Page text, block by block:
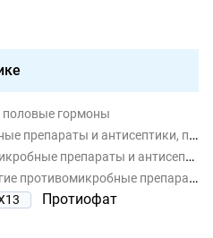
половые гормоны
и антисептики, применяемые в гинекологии
и антисептики, кроме комбинаций с кортикостероидами
препараты и антисептики
Протиофат